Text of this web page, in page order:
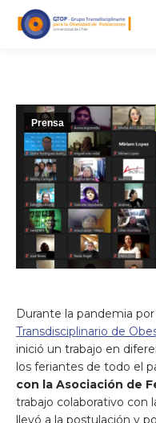
Prensa
Durante la pandemia
Transdisciplinario de
inició un trabajo en
los feriantes de todo el
con la Asociación de
trabajo colaborativo con
llevó a la postulación y